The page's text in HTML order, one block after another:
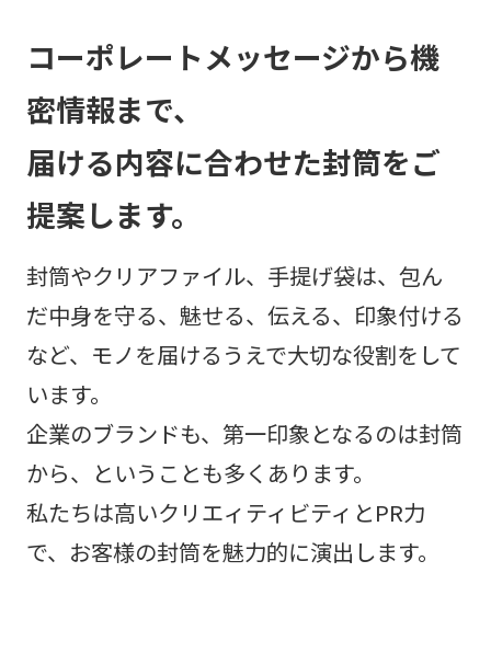
コーポレートメッセージから機
密情報まで、
届ける内容に合わせた封筒をご
提案します。
封筒やクリアファイル、手提げ袋は、包ん
だ中身を守る、魅せる、伝える、印象付ける
など、モノを届けるうえで大切な役割をして
います。
企業のブランドも、第一印象となるのは封筒
から、ということも多くあります。
私たちは高いクリエィティビティとPR力
で、お客様の封筒を魅力的に演出します。